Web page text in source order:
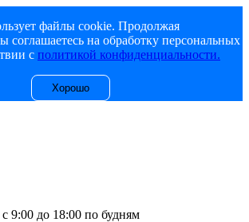
файлы cookie. Продолжая
соглашаетесь на обработку персональных
с политикой конфиденциальности.
Хорошо
с 9:00 до 18:00 по будням